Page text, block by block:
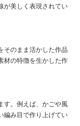
が美しく表現されてい
そのまま活かした作品
材の特徴を生かした作
す。例えば、かごや風
編み目で作り上げてい